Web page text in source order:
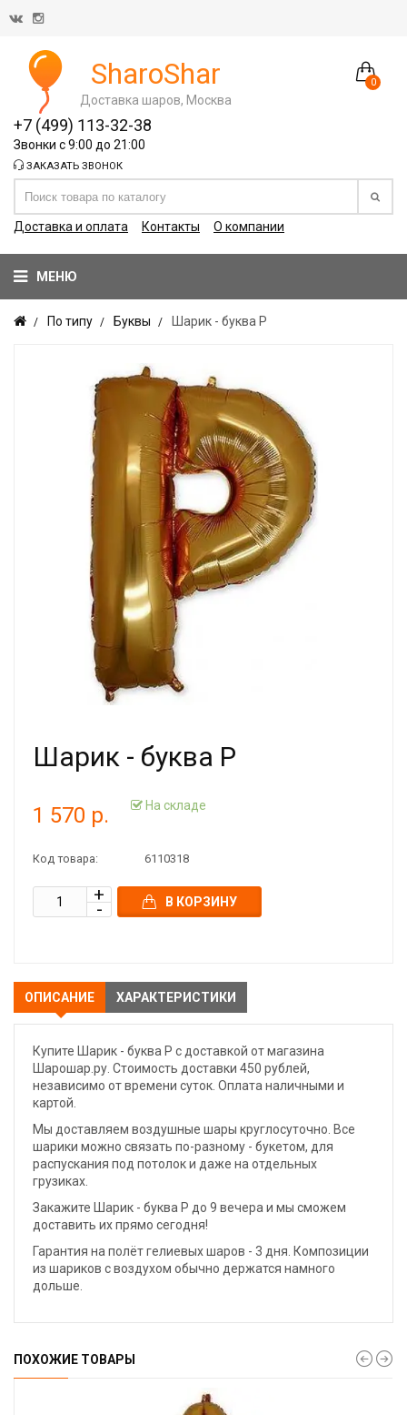
0
SharoShar
Доставка шаров, Москва
+7 (499) 113-32-38
Звонки с 9:00 до 21:00
ЗАКАЗАТЬ ЗВОНОК
Доставка и оплата Контакты О компании
МЕНЮ
По типу Буквы Шарик - буква Р
Шарик - буква Р
1 570 р. На складе
Код товара: 6110318
В КОРЗИНУ
ОПИСАНИЕ ХАРАКТЕРИСТИКИ
Купите Шарик - буква Р с доставкой от магазина
Шарошар.ру. Стоимость доставки 450 рублей,
независимо от времени суток. Оплата наличными и
картой.
Мы доставляем воздушные шары круглосуточно. Все
шарики можно связать по-разному - букетом, для
распускания под потолок и даже на отдельных
грузиках.
Закажите Шарик - буква Р до 9 вечера и мы сможем
доставить их прямо сегодня!
Гарантия на полёт гелиевых шаров - 3 дня. Композиции
из шариков с воздухом обычно держатся намного
дольше.
ПОХОЖИЕ ТОВАРЫ